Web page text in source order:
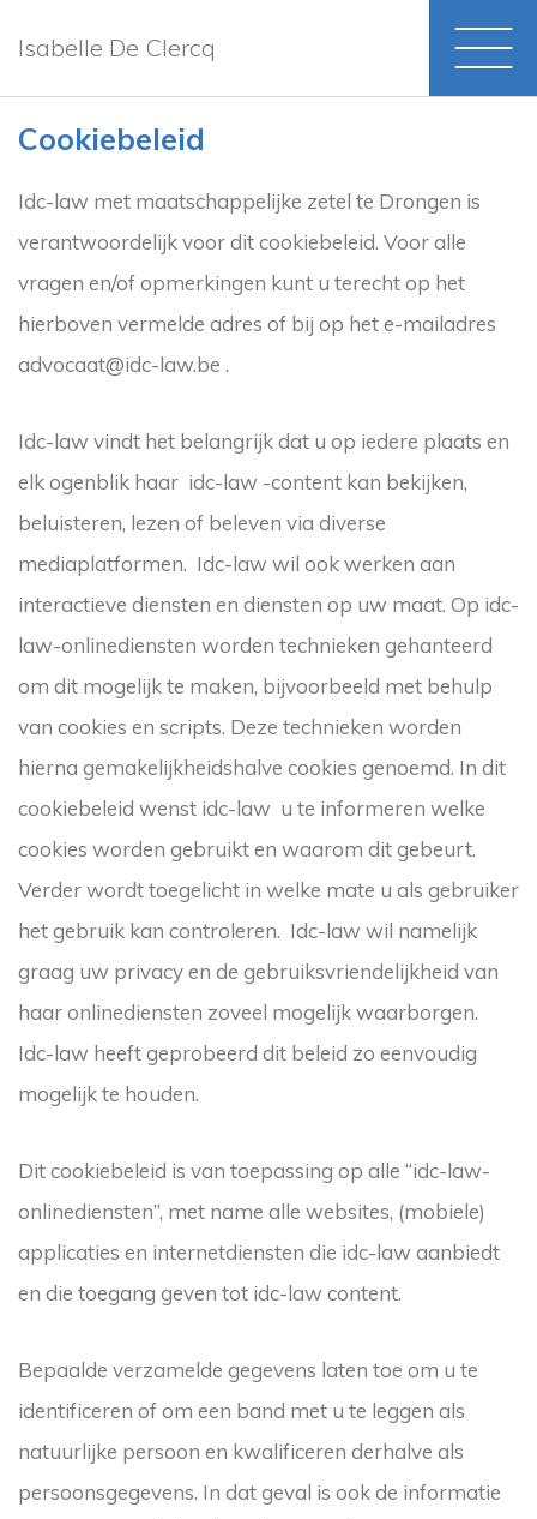
Isabelle De Clercq
Cookiebeleid
Idc-law met maatschappelijke zetel te Drongen is
verantwoordelijk voor dit cookiebeleid. Voor alle
vragen en/of opmerkingen kunt u terecht op het
hierboven vermelde adres of bij op het e-mailadres
advocaat@idc-law.be .
Idc-law vindt het belangrijk dat u op iedere plaats en
elk ogenblik haar idc-law -content kan bekijken,
beluisteren, lezen of beleven via diverse
mediaplatformen. Idc-law wil ook werken aan
interactieve diensten en diensten op uw maat. Op idc-
law-onlinediensten worden technieken gehanteerd
om dit mogelijk te maken, bijvoorbeeld met behulp
van cookies en scripts. Deze technieken worden
hierna gemakelijkheidshalve cookies genoemd. In dit
cookiebeleid wenst idc-law u te informeren welke
cookies worden gebruikt en waarom dit gebeurt.
Verder wordt toegelicht in welke mate u als gebruiker
het gebruik kan controleren. Idc-law wil namelijk
graag uw privacy en de gebruiksvriendelijkheid van
haar onlinediensten zoveel mogelijk waarborgen.
Idc-law heeft geprobeerd dit beleid zo eenvoudig
mogelijk te houden.
Dit cookiebeleid is van toepassing op alle “idc-law-
onlinediensten”, met name alle websites, (mobiele)
applicaties en internetdiensten die idc-law aanbiedt
en die toegang geven tot idc-law content.
Bepaalde verzamelde gegevens laten toe om u te
identificeren of om een band met u te leggen als
natuurlijke persoon en kwalificeren derhalve als
persoonsgegevens. In dat geval is ook de informatie